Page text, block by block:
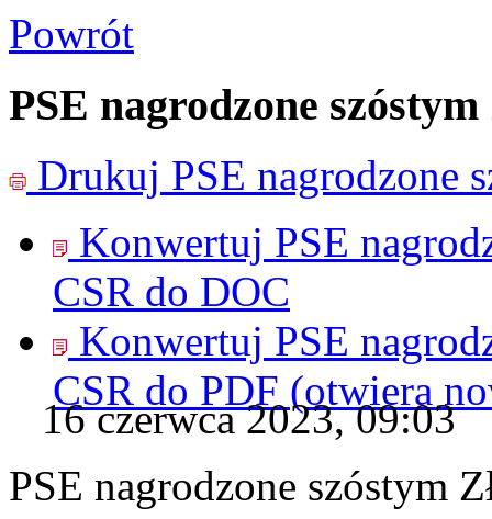
Powrót
PSE nagrodzone
Drukuj PSE nagrodzone
Konwertuj PSE
CSR do DOC
Konwertuj PSE
CSR do PDF (otwiera
16 czerwca 2023, 09:03
PSE nagrodzone szóstym